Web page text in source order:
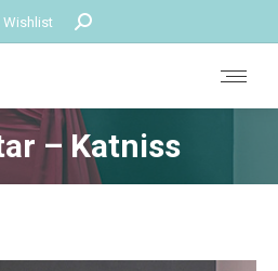
Wishlist Zoeken:
– Katniss
bent hier: